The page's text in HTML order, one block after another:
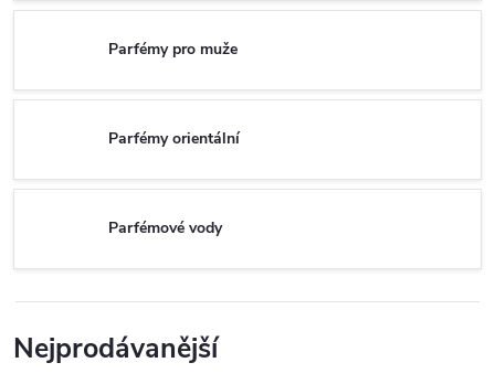
Parfémy pro muže
Parfémy orientální
Parfémové vody
Nejprodávanější